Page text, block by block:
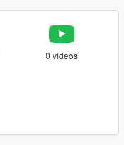
0 vídeos